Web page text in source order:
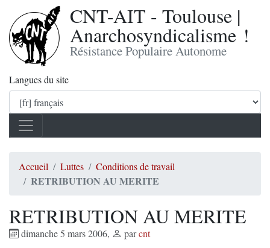
CNT-AIT - Toulouse |
Anarchosyndicalisme !
Résistance Populaire Autonome
Langues du site
Accueil Luttes Conditions de travail
RETRIBUTION AU MERITE
RETRIBUTION AU MERITE
dimanche 5 mars 2006, parcnt